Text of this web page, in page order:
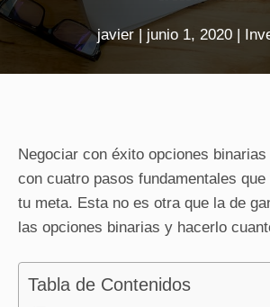
javier| junio 1, 2020|
Negociar con éxito opciones
con cuatro pasos fundamentales
tu meta. Esta no es otra que la de
las opciones binarias y hacerlo
Tabla de Contenidos